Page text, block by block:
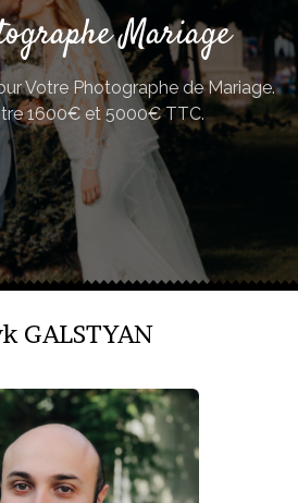
Mariage
Votre Photographe de Mariage.
1600€ et 5000€ TTC.
GALSTYAN